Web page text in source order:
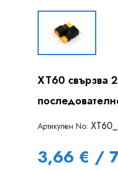
XT60 свързва
Артикулен Nо:
3,66 € /